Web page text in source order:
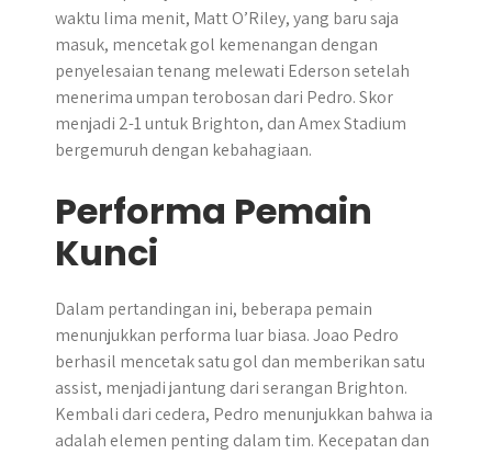
waktu lima menit, Matt O’Riley, yang baru saja
masuk, mencetak gol kemenangan dengan
penyelesaian tenang melewati Ederson setelah
menerima umpan terobosan dari Pedro. Skor
menjadi 2-1 untuk Brighton, dan Amex Stadium
bergemuruh dengan kebahagiaan.
Performa Pemain
Kunci
Dalam pertandingan ini, beberapa pemain
menunjukkan performa luar biasa. Joao Pedro
berhasil mencetak satu gol dan memberikan satu
assist, menjadi jantung dari serangan Brighton.
Kembali dari cedera, Pedro menunjukkan bahwa ia
adalah elemen penting dalam tim. Kecepatan dan